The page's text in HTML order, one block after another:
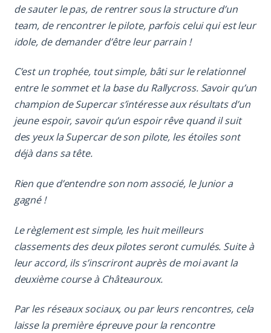
de sauter le pas, de rentrer sous la structure d’un
team, de rencontrer le pilote, parfois celui qui est leur
idole, de demander d’être leur parrain !
C’est un trophée, tout simple, bâti sur le relationnel
entre le sommet et la base du Rallycross. Savoir qu’un
champion de Supercar s’intéresse aux résultats d’un
jeune espoir, savoir qu’un espoir rêve quand il suit
des yeux la Supercar de son pilote, les étoiles sont
déjà dans sa tête.
Rien que d’entendre son nom associé, le Junior a
gagné !
Le règlement est simple, les huit meilleurs
classements des deux pilotes seront cumulés. Suite à
leur accord, ils s’inscriront auprès de moi avant la
deuxième course à Châteauroux.
Par les réseaux sociaux, ou par leurs rencontres, cela
laisse la première épreuve pour la rencontre